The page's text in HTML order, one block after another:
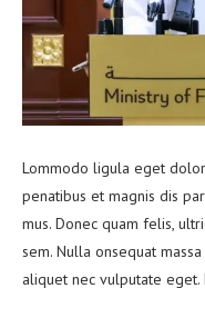
Lommodo ligula eget
penatibus et magnis dis
mus. Donec quam felis,
sem. Nulla onsequat
aliquet nec vulputate